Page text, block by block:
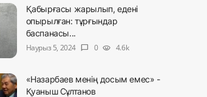
Қабырғасы жарылып, едені
опырылған: тұрғындар
баспанасы...
Наурыз 5, 2024
chat_bubble 0 visibility 4.6k
«Назарбаев менің досым емес» -
Қуаныш Сұлтанов